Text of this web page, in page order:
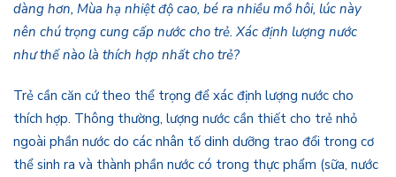
dàng hơn, Mùa hạ nhiệt độ cao, bé ra nhiều mồ hôi, lúc này
nên chú trọng cung cấp nước cho trẻ. Xác định lượng nước
như thế nào là thích hợp nhất cho trẻ?
Trẻ cần căn cứ theo thể trọng để xác định lượng nước cho
thích hợp. Thông thường, lượng nước cần thiết cho trẻ nhỏ
ngoài phần nước do các nhân tố dinh dưỡng trao đổi trong cơ
thể sinh ra và thành phần nước có trong thực phẩm (sữa, nước